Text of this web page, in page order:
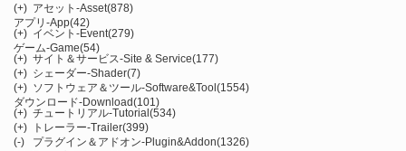
(+) アセット-Asset(878)
アプリ-App(42)
(+) イベント-Event(279)
ゲーム-Game(54)
(+) サイト＆サービス-Site & Service(177)
(+) シェーダー-Shader(7)
(+) ソフトウェア＆ツール-Software&Tool(1554)
ダウンロード-Download(101)
(+) チュートリアル-Tutorial(534)
(+)
トレーラー-Trailer(399)
(-)
プラグイン＆アドオン-Plugin&Addon(1326)